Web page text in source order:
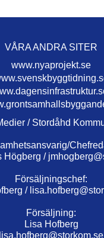
VÅRA ANDRA SITER
www.nyaprojekt.se
/ Stordåhd
Högberg /
Försäljningschef:
/
Försäljning:
Lisa Hofberg
lisa.hofberg@storkom.se